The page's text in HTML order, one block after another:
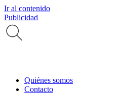
Ir al contenido
Publicidad
Quiénes somos
Contacto